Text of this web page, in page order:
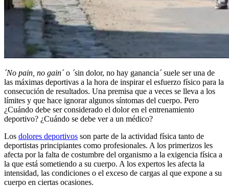
´No pain, no gain´o ´sin dolor, no hay ganancia´suele ser una de
las máximas deportivas a la hora de inspirar el esfuerzo físico para la
consecución de resultados. Una premisa que a veces se lleva a los
límites y que hace ignorar algunos síntomas del cuerpo. Pero
¿Cuándo debe ser considerado el dolor en el entrenamiento
deportivo? ¿Cuándo se debe ver a un médico?
Los dolores deportivos son parte de la actividad física tanto de
deportistas principiantes como profesionales. A los primerizos les
afecta por la falta de costumbre del organismo a la exigencia física a
la que está sometiendo a su cuerpo. A los expertos les afecta la
intensidad, las condiciones o el exceso de cargas al que expone a su
cuerpo en ciertas ocasiones.